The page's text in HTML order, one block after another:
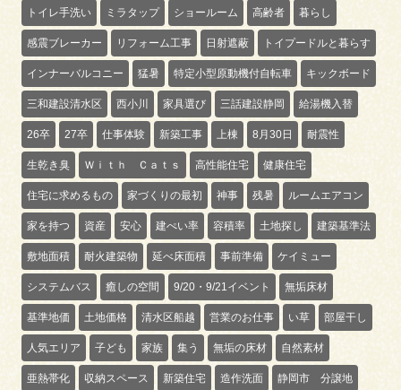
トイレ手洗い ミラタップ ショールーム 高齢者 暮らし
感震ブレーカー リフォーム工事 日射遮蔽 トイプードルと暮らす
インナーバルコニー 猛暑 特定小型原動機付自転車 キックボード
三和建設清水区 西小川 家具選び 三話建設静岡 給湯機入替
26卒 27卒 仕事体験 新築工事 上棟 8月30日 耐震性
生乾き臭 Ｗｉｔｈ Ｃａｔｓ 高性能住宅 健康住宅
住宅に求めるもの 家づくりの最初 神事 残暑 ルームエアコン
家を持つ 資産 安心 建ぺい率 容積率 土地探し 建築基準法
敷地面積 耐火建築物 延べ床面積 事前準備 ケイミュー
システムバス 癒しの空間 9/20・9/21イベント 無垢床材
基準地価 土地価格 清水区船越 営業のお仕事 い草 部屋干し
人気エリア 子ども 家族 集う 無垢の床材 自然素材
亜熱帯化 収納スペース 新築住宅 造作洗面 静岡市 分譲地